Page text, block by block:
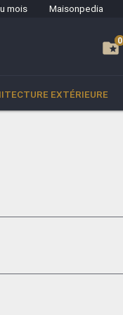
mois Maisonpedia
folder_special0
0
EXTÉRIEURE